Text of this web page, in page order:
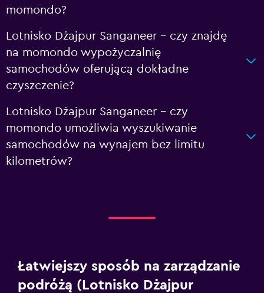
momondo?
Lotnisko Dżajpur Sanganeer – czy znajdę
na momondo wypożyczalnię
samochodów oferującą dokładne
czyszczenie?
Lotnisko Dżajpur Sanganeer – czy
momondo umożliwia wyszukiwanie
samochodów na wynajem bez limitu
kilometrów?
Łatwiejszy sposób na zarządzanie
podróżą (Lotnisko Dżajpur